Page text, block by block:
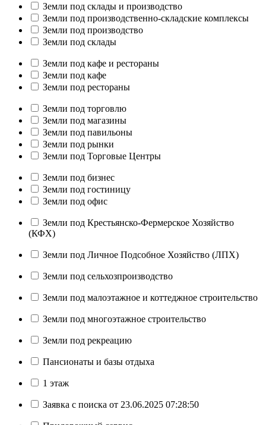
Земли под склады и производство
Земли под производственно-складские комплексы
Земли под производство
Земли под склады
Земли под кафе и рестораны
Земли под кафе
Земли под рестораны
Земли под торговлю
Земли под магазины
Земли под павильоны
Земли под рынки
Земли под Торговые Центры
Земли под бизнес
Земли под гостиницу
Земли под офис
Земли под Крестьянско-Фермерское Хозяйство
(КФХ)
Земли под Личное Подсобное Хозяйство (ЛПХ)
Земли под сельхозпроизводство
Земли под малоэтажное и коттеджное строительство
Земли под многоэтажное строительство
Земли под рекреацию
Пансионаты и базы отдыха
1 этаж
Заявка с поиска от 23.06.2025 07:28:50